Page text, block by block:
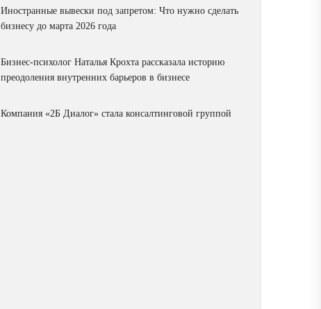
Иностранные вывески под запретом: Что нужно сделать
бизнесу до марта 2026 года
Бизнес-психолог Наталья Крохта рассказала историю
преодоления внутренних барьеров в бизнесе
Компания «2Б Диалог» стала консалтинговой группой